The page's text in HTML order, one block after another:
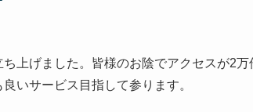
上げました。皆様のお陰でアクセスが2
いサービス目指して参ります。